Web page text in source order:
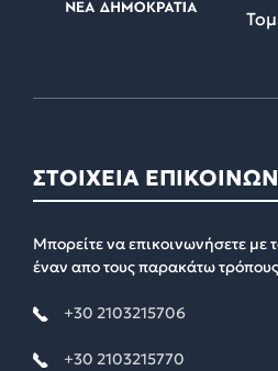
ΣΤΟΙΧΕΙΑ
Μπορείτε να επικοινωνήσετε με
έναν απο τους παρακάτω τρόπους
+30 2103215706
+30 2103215770